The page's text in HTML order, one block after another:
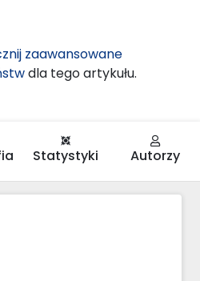
zaawansowane
dla tego artykułu.
Statystyki Autorzy